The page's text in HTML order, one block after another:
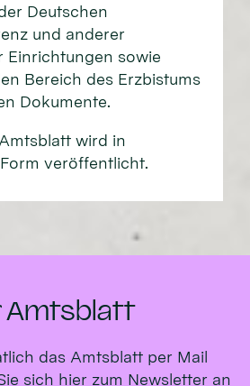
Deutschen
und anderer
Einrichtungen sowie
Bereich des Erzbistums
Dokumente.
wird in
veröffentlicht.
Amtsblatt
das Amtsblatt per Mail
sich hier zum Newsletter an